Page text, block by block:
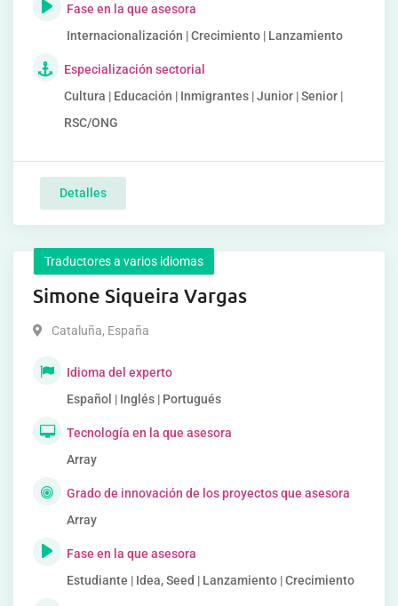
Fase en la que asesora
Internacionalización | Crecimiento | Lanzamiento
Especialización sectorial
Cultura | Educación | Inmigrantes | Junior | Senior |
RSC/ONG
Detalles
Traductores a varios idiomas
Simone Siqueira Vargas
Cataluña, España
Idioma del experto
Español | Inglés | Portugués
Tecnología en la que asesora
Array
Grado de innovación de los proyectos que asesora
Array
Fase en la que asesora
Estudiante | Idea, Seed | Lanzamiento | Crecimiento